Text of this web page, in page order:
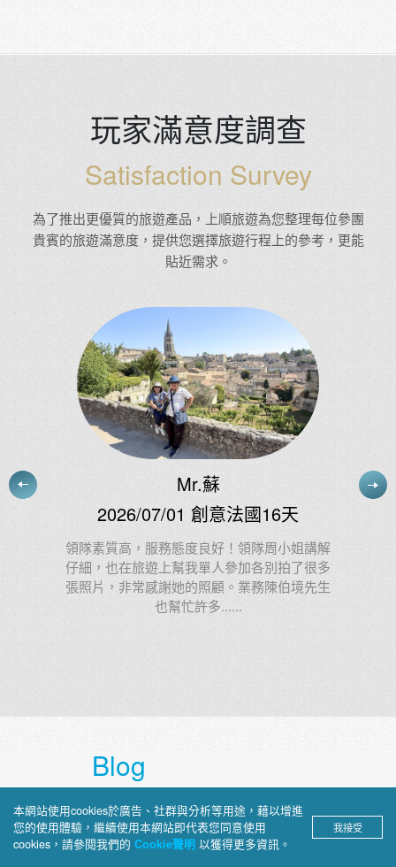
玩家滿意度調查
Satisfaction Survey
為了推出更優質的旅遊產品，上順旅遊為您整理每位參團
貴賓的旅遊滿意度，提供您選擇旅遊行程上的參考，更能
貼近需求。
施小姐
2026/07/03 慢遊東澳11天
阿德很棒！我給他：100000000分 1億分
Blog
上順部落格
深入介紹旅途見聞、景點攻略與文
本網站使用cookies於廣告、社群與分析等用途，藉以增進
您的使用體驗，繼續使用本網站即代表您同意使用
cookies，請參閱我們的 Cookie聲明 以獲得更多資訊。
我接受